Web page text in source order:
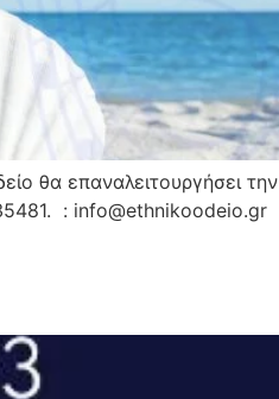
θα επαναλειτουργήσει την
: info@ethnikoodeio.gr